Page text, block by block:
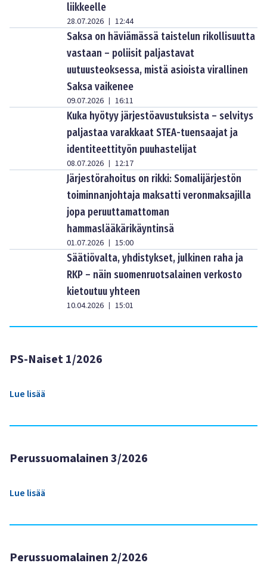
liikkeelle
28.07.2026 | 12:44
Saksa on häviämässä taistelun rikollisuutta
vastaan – poliisit paljastavat
uutuusteoksessa, mistä asioista virallinen
Saksa vaikenee
09.07.2026 | 16:11
Kuka hyötyy järjestöavustuksista – selvitys
paljastaa varakkaat STEA-tuensaajat ja
identiteettityön puuhastelijat
08.07.2026 | 12:17
Järjestörahoitus on rikki: Somalijärjestön
toiminnanjohtaja maksatti veronmaksajilla
jopa peruuttamattoman
hammaslääkärikäyntinsä
01.07.2026 | 15:00
Säätiövalta, yhdistykset, julkinen raha ja
RKP – näin suomenruotsalainen verkosto
kietoutuu yhteen
10.04.2026 | 15:01
PS-Naiset 1/2026
Lue lisää
Perussuomalainen 3/2026
Lue lisää
Perussuomalainen 2/2026